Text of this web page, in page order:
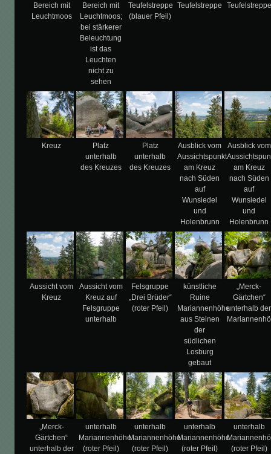
Bereich mit
Leuchtmoos
Bereich mit
Leuchtmoos;
bei stärkerer
Beleuchtung
ist das
Leuchten
nicht zu
sehen
Teufelstreppe
(blauer Pfeil)
Teufelstreppe
Teufelstreppe
Kreuz
Platz
unterhalb
des Kreuzes
Platz
unterhalb
des Kreuzes
Ausblick vom
Aussichtspunkt
am Kreuz
nach Süden
auf
Wunsiedel
und
Holenbrunn
Ausblick vom
am Kreuz
nach Süden
auf
Wunsiedel
und
Holenbrunn
Aussicht vom
Kreuz
Aussicht vom
Kreuz auf
Felsgruppe
unterhalb
Felsgruppe
„Drei Brüder“
(roter Pfeil)
künstliche
Ruine
Mariannenhöhe
aus Steinen
der
südlichen
Losburg
gebaut
„Merck-
Gärtchen“
unterhalb der
„Merck-
Gärtchen“
unterhalb der
unterhalb
Mariannenhöhe
(roter Pfeil)
unterhalb
Mariannenhöhe
(roter Pfeil)
unterhalb
Mariannenhöhe
(roter Pfeil)
unterhalb
(roter Pfeil)